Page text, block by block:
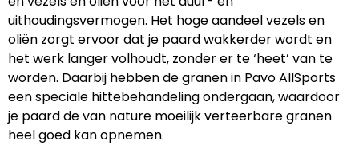
uithoudingsvermogen. Het hoge aandeel vezels en
oliën zorgt ervoor dat je paard wakkerder wordt en
het werk langer volhoudt, zonder er te ‘heet’ van te
worden. Daarbij hebben de granen in Pavo AllSports
een speciale hittebehandeling ondergaan, waardoor
je paard de van nature moeilijk verteerbare granen
heel goed kan opnemen.